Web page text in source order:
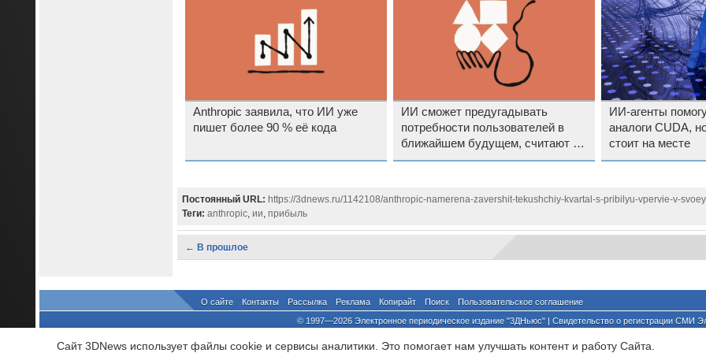
Anthropic заявила, что ИИ уже
пишет более 90 % её кода
ИИ сможет предугадывать
потребности пользователей в
ближайшем будущем, считают в
Anthropic
ИИ-агенты
аналоги CUDA,
стоит на месте
Постоянный URL: https://3dnews.ru/1142108/anthropic-namerena-zavershit-tekushchiy-kvartal-s-pribilyu-vpervie-v-
Теги: anthropic, ии, прибыль
← В прошлое
О сайте Контакты Рассылка Реклама Копирайт Поиск Пользовательское соглашение
© 1997—2026 Электронное периодическое издание "3ДНьюс" | Свидетельство о регистрации СМИ
При цитировании документа ссылка на сайт с указанием автора обязательна. Полное заимствование
Сайт 3DNews использует файлы cookie и сервисы аналитики. Это помогает нам улучшать контент и работу Cайта.